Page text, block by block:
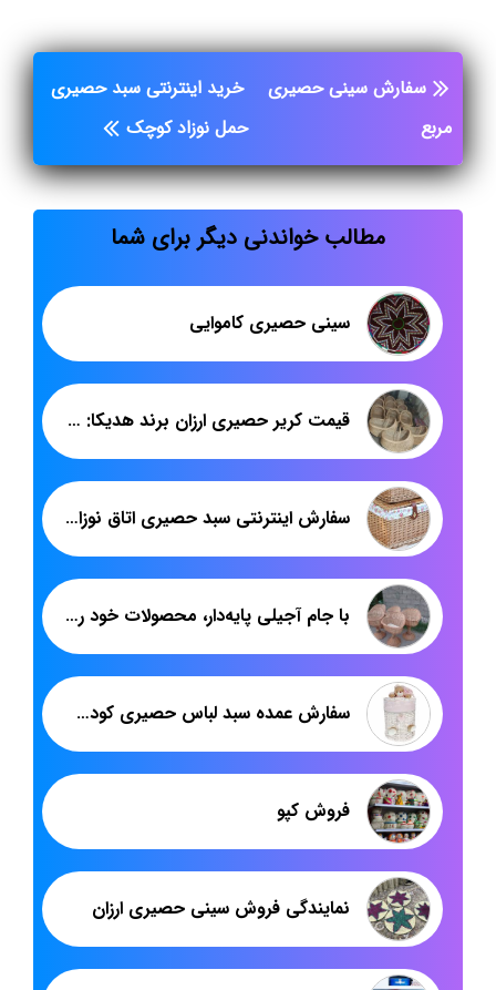
سفارش سینی حصیری
مربع
خرید اینترنتی سبد حصیری
حمل نوزاد کوچک
مطالب خواندنی دیگر برای شما
سینی حصیری کاموایی
قیمت کریر حصیری ارزان برند هدیکا: راهنمای کامل برای والدین
سفارش اینترنتی سبد حصیری اتاق نوزاد مربع
با جام آجیلی پایه‌دار، محصولات خود را لوکس و متمایز نمایش دهید
سفارش عمده سبد لباس حصیری کودک از بهترین فروشنده
فروش کپو
نمایندگی فروش سینی حصیری ارزان